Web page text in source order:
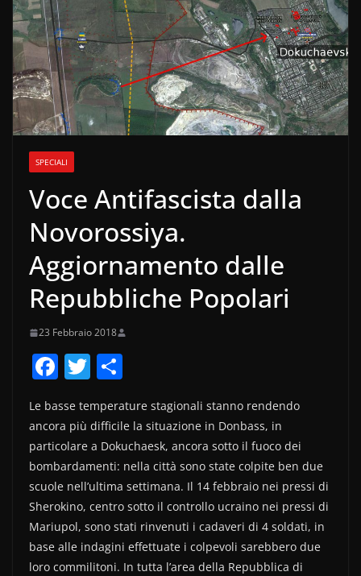
SPECIALI
Voce Antifascista dalla
Novorossiya.
Aggiornamento dalle
Repubbliche Popolari
23 Febbraio 2018
F
c
e
b
o
o
k
T
itt
er
n
di
vi
di
Le basse temperature stagionali stanno rendendo
ancora più difficile la situazione in Donbass, in
particolare a Dokuchaesk, ancora sotto il fuoco dei
bombardamenti: nella città sono state colpite ben due
scuole nell’ultima settimana. Il 14 febbraio nei pressi di
Sherokino, centro sotto il controllo ucraino nei pressi di
Mariupol, sono stati rinvenuti i cadaveri di 4 soldati, in
base alle indagini effettuate i colpevoli sarebbero due
loro commilitoni. In tutta l’area della Repubblica di